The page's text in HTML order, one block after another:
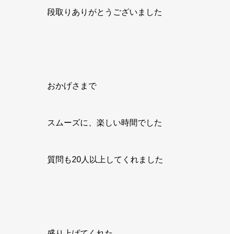
段取りありがとうございました
おかげさまで
スムーズに、楽しい時間でした
質問も20人以上してくれました